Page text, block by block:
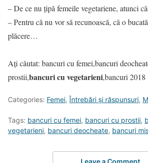
– De ce nu țipă femeile vegetariene, atunci
– Pentru că nu vor să recunoască, că o
plăcere…
Ați căutat: bancuri cu femei,bancuri
prostii,bancuri cu vegetarieni,bancuri 2018
Categories: Femei, Întrebări şi răspunsuri,
Tags: bancuri cu femei, bancuri cu prostii,
vegetarieni, bancuri deocheate, bancuri
Leave a Comment